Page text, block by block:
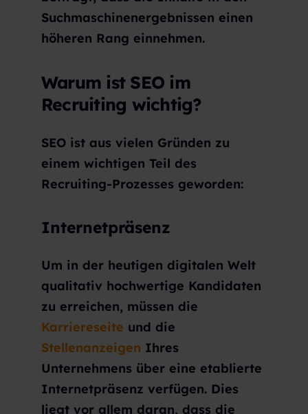
Suchmaschinenergebnissen einen
höheren Rang einnehmen.
Warum ist SEO im
Recruiting wichtig?
SEO ist aus vielen Gründen zu
einem wichtigen Teil des
Recruiting-Prozesses geworden:
Internetpräsenz
Um in der heutigen digitalen Welt
qualitativ hochwertige Kandidaten
zu erreichen, müssen die
Karriereseite und die
Stellenanzeigen Ihres
Unternehmens über eine etablierte
Internetpräsenz verfügen. Dies
liegt vor allem daran, dass die